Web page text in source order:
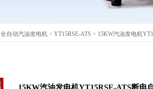
全自动汽油发电机 > YT15RSE-ATS > 15KW汽油发电机
15KW汽油发电机YT15RSE-ATS断电